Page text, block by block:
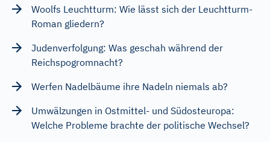
Woolfs Leuchtturm: Wie lässt sich der Leuchtturm-
Roman gliedern?
Judenverfolgung: Was geschah während der
Reichspogromnacht?
Werfen Nadelbäume ihre Nadeln niemals ab?
Umwälzungen in Ostmittel- und Südosteuropa:
Welche Probleme brachte der politische Wechsel?